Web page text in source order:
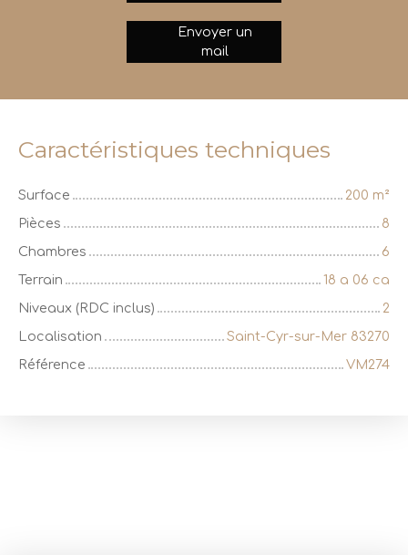
Envoyer un
mail
Caractéristiques techniques
Surface 200 m²
Pièces
8
Chambres
6
Terrain
18 a 06 ca
Niveaux (RDC inclus)
2
Localisation
Saint-Cyr-sur-Mer 83270
Référence
VM274